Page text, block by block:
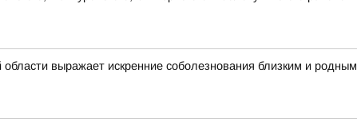
выражает искренние соболезнования близким и родным